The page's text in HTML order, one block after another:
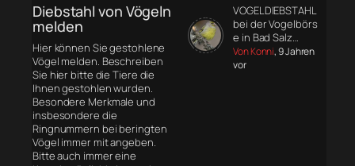
Diebstahl von Vögeln
melden
Hier können Sie gestohlene
Vögel melden. Beschreiben
Sie hier bitte die Tiere die
Ihnen gestohlen wurden.
Besondere Merkmale und
insbesondere die
Ringnummern bei beringten
Vögel immer mit angeben.
Bitte auch immer eine
VOGELDIEBSTAHL
bei der Vogelbörs
e in Bad Salz…
Von Konni, 9 Jahren
vor